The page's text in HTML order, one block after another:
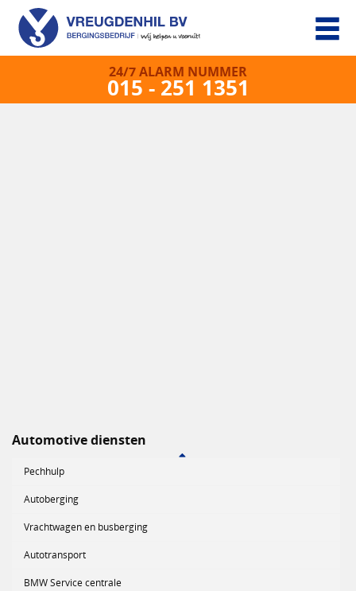
24/7 ALARM NUMMER
015 - 251 1351
Automotive diensten
Pechhulp
Autoberging
Vrachtwagen en busberging
Autotransport
BMW Service centrale